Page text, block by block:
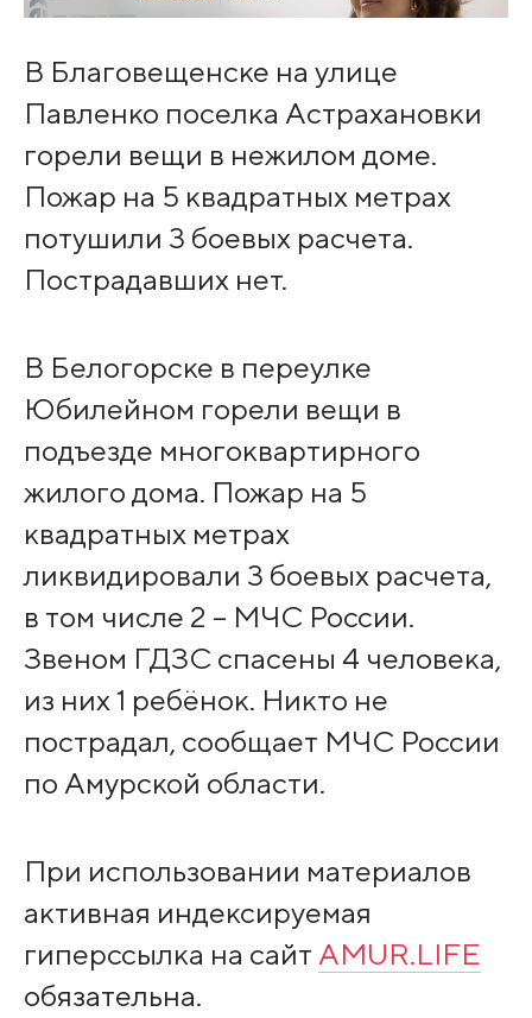
В Благовещенске на улице
Павленко поселка Астрахановки
горели вещи в нежилом доме.
Пожар на 5 квадратных метрах
потушили 3 боевых расчета.
Пострадавших нет.
В Белогорске в переулке
Юбилейном горели вещи в
подъезде многоквартирного
жилого дома. Пожар на 5
квадратных метрах
ликвидировали 3 боевых расчета,
в том числе 2 – МЧС России.
Звеном ГДЗС спасены 4 человека,
из них 1 ребёнок. Никто не
пострадал, сообщает МЧС России
по Амурской области.
При использовании материалов
активная индексируемая
гиперссылка на сайт AMUR.LIFE
обязательна.